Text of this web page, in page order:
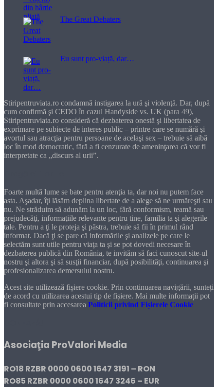
The Great Debaters
Eu sunt pro-viață, dar…
Stiripentruviata.ro condamnă instigarea la ură şi violenţă. Dar, după
cum confirmă şi CEDO în cazul Handyside vs. UK (para 49),
Stiripentruviata.ro consideră că dezbaterea onestă şi libertatea de
exprimare pe subiecte de interes public – printre care se numără şi
avortul sau atracţia pentru persoane de acelaşi sex – trebuie să aibă
loc în mod democratic, fără a fi cenzurate de ameninţarea că vor fi
interpretate ca „discurs al urii”.
Foarte multă lume se bate pentru atenţia ta, dar noi nu putem face
asta. Aşadar, îţi lăsăm deplina libertate de a alege să ne urmăreşti sau
nu. Ne străduim să adunăm la un loc, fără conformism, teamă sau
prejudecăţi, informaţiile relevante pentru tine, familia ta şi alegerile
tale. Pentru a ţi le proteja şi păstra, trebuie să fii în primul rând
informat. Dacă ţi se pare că informările şi analizele pe care le
selectăm sunt utile pentru viaţa ta şi se pot dovedi necesare în
dezbaterea publică din România, te invităm să faci cunoscut site-ul
nostru şi altora şi să susţii financiar, după posibilităţi, continuarea şi
profesionalizarea demersului nostru.
Acest site utilizează fișiere cookie. Prin continuarea navigării, sunteți
de acord cu utilizarea acestui tip de fișiere. Mai multe informații pot
fi consultate prin accesarea Politicii privind Fișierele Cookie
Asociaţia ProValori Media
RO18 RZBR 0000 0600 1647 3191 – RON
RO85 RZBR 0000 0600 1647 3246 – EUR